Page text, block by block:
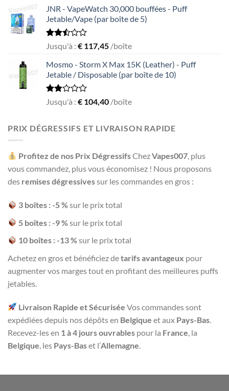
out
of 5
JNR - VapeWatch 30,000 bouffées - Puff
Jetable/Vape (par boîte de 5)
Rated
out
of 5
Jusqu'à : € 117,45 /boîte
Mosmo - Storm X Max 15K (Leather) - Puff
Jetable / Disposable (par boîte de 10)
Rated
of 5
Jusqu'à : € 104,40 /boîte
PRIX DÉGRESSIFS ET LIVRAISON RAPIDE
Profitez de nos Prix DégressifsChezVapes007, plus
vous commandez, plus vous économisez ! Nous proposons
des remises dégressivessur les commandes en gros :
3 boîtes : -5 %sur le prix total
5 boîtes : -9 %sur le prix total
10 boîtes : -13 %sur le prix total
Achetez en gros et bénéficiez detarifs avantageux pour
augmenter vos marges tout en profitant des meilleures puffs
jetables.
Livraison Rapide et Sécurisée Vos commandes sont
expédiées depuis nos dépôts en Belgique et aux Pays-Bas
Recevez-les en 1 à 4 jours ouvrables pour la France , la
Belgique , les Pays-Baset l’Allemagne